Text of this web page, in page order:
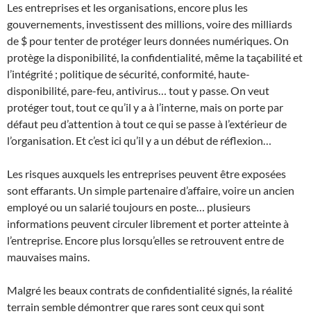
Les entreprises et les organisations, encore plus les
gouvernements, investissent des millions, voire des milliards
de $ pour tenter de protéger leurs données numériques. On
protège la disponibilité, la confidentialité, même la taçabilité et
l’intégrité ; politique de sécurité, conformité, haute-
disponibilité, pare-feu, antivirus… tout y passe. On veut
protéger tout, tout ce qu’il y a à l’interne, mais on porte par
défaut peu d’attention à tout ce qui se passe à l’extérieur de
l’organisation. Et c’est ici qu’il y a un début de réflexion…
Les risques auxquels les entreprises peuvent être exposées
sont effarants. Un simple partenaire d’affaire, voire un ancien
employé ou un salarié toujours en poste… plusieurs
informations peuvent circuler librement et porter atteinte à
l’entreprise. Encore plus lorsqu’elles se retrouvent entre de
mauvaises mains.
Malgré les beaux contrats de confidentialité signés, la réalité
terrain semble démontrer que rares sont ceux qui sont